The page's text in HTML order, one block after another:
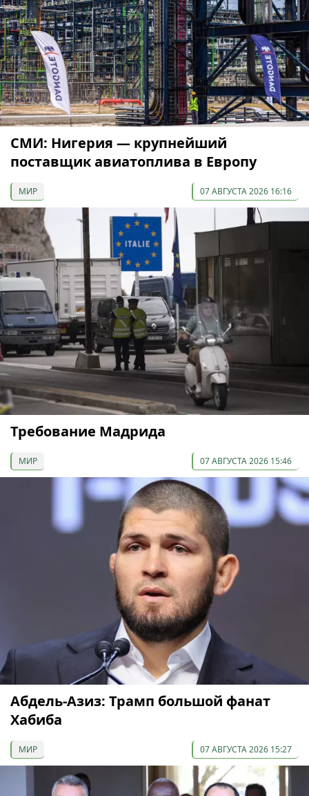
СМИ: Нигерия — крупнейший
поставщик авиатоплива в Европу
МИР 07 АВГУСТА 2026 16:16
Требование Мадрида
МИР 07 АВГУСТА 2026 15:46
Абдель-Азиз: Трамп большой фанат
Хабиба
МИР 07 АВГУСТА 2026 15:27